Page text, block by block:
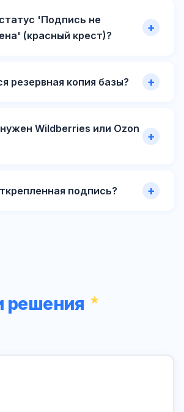
'Подпись не
(красный крест)?
резервная копия базы?
Wildberries или Ozon
подпись?
решения